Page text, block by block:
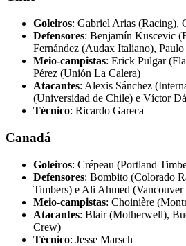
Goleiros: Gabriel Arias (Racing),
Defensores: Benjamín Kuscevic
Fernández (Audax Italiano),
Meio-campistas: Erick Pulgar
Pérez (Unión La Calera)
Atacantes: Alexis Sánchez
(Universidad de Chile) e Víctor
Técnico: Ricardo Gareca
Canadá
Goleiros: Crépeau (Portland
Defensores: Bombito (Colorado
Timbers) e Ali Ahmed
Meio-campistas: Choinière
Atacantes: Blair (Motherwell),
Crew)
Técnico: Jesse Marsch